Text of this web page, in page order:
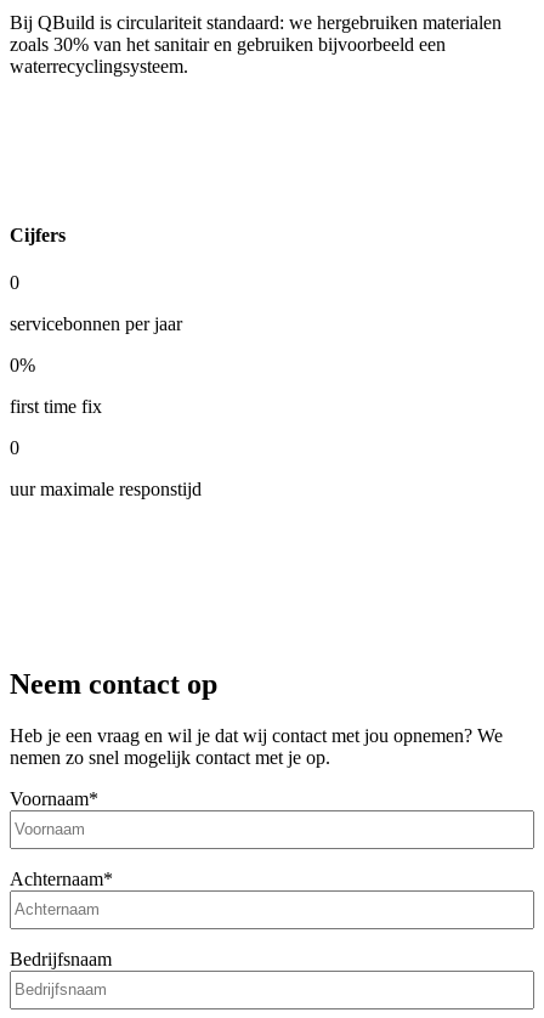
Bij QBuild is circulariteit standaard: we hergebruiken materialen
zoals 30% van het sanitair en gebruiken bijvoorbeeld een
waterrecyclingsysteem.
Cijfers
0
servicebonnen per jaar
0%
first time fix
0
uur maximale responstijd
Neem contact op
Heb je een vraag en wil je dat wij contact met jou opnemen? We
nemen zo snel mogelijk contact met je op.
Voornaam*
Achternaam*
Bedrijfsnaam